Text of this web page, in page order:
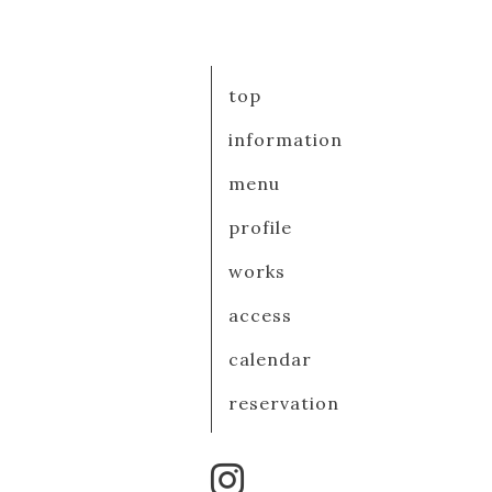
top
information
menu
profile
works
access
calendar
reservation